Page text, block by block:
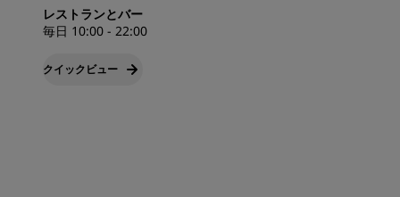
レストランとバー
毎日 10:00 - 22:00
クイックビュー